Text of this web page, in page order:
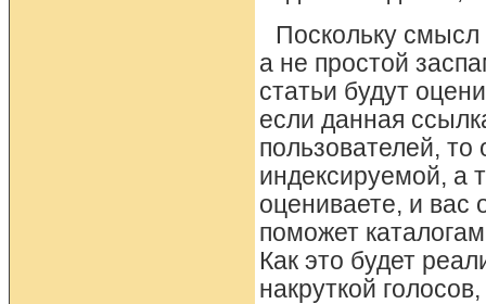
Поскольку смысл
а не простой
статьи будут
если данная
пользователей,
индексируемой, а
оцениваете, и вас
поможет
Как это будет
накруткой